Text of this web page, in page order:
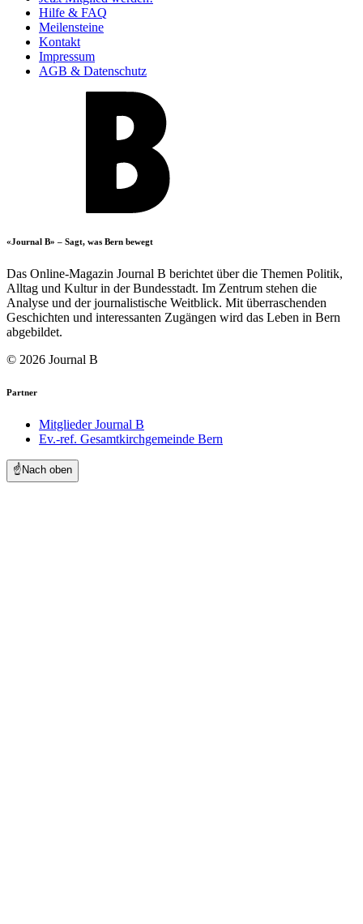
Hilfe & FAQ
Meilensteine
Kontakt
Impressum
AGB & Datenschutz
«Journal B» – Sagt, was Bern bewegt
Das Online-Magazin Journal B berichtet über die Themen Politik,
Alltag und Kultur in der Bundesstadt. Im Zentrum stehen die
Analyse und der journalistische Weitblick. Mit überraschenden
Geschichten und interessanten Zugängen wird das Leben in Bern
abgebildet.
© 2026 Journal B
Partner
Mitglieder Journal B
Ev.-ref. Gesamtkirchgemeinde Bern
☝️Nach oben